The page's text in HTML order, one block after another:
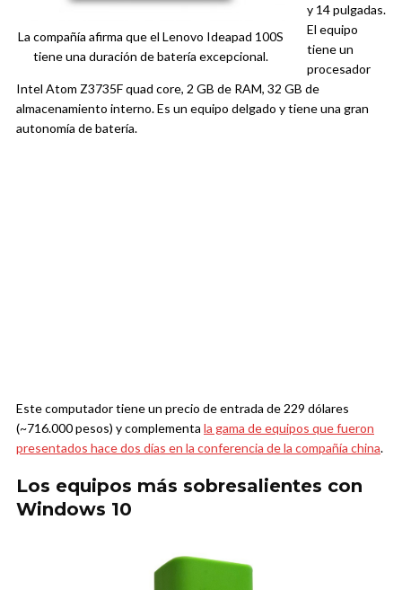
La compañía afirma que el Lenovo Ideapad 100S
tiene una duración de batería excepcional.
y 14 pulgadas.
El equipo
tiene un
procesador
Intel Atom Z3735F quad core, 2 GB de RAM, 32 GB de
almacenamiento interno. Es un equipo delgado y tiene una gran
autonomía de batería.
Este computador tiene un precio de entrada de 229 dólares
(~716.000 pesos) y complementa la gama de equipos que fueron
presentados hace dos días en la conferencia de la compañía china.
Los equipos más sobresalientes con
Windows 10